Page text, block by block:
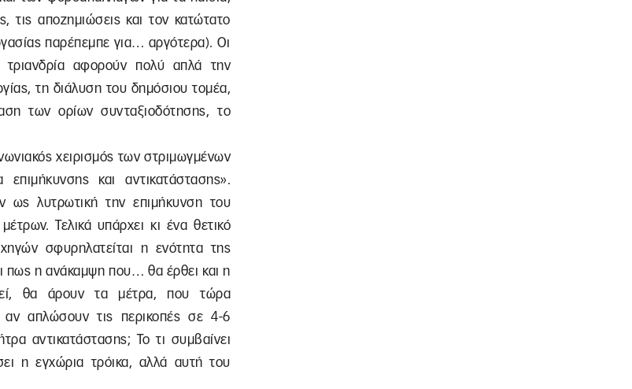
τις αποζημιώσεις και τον κατώτατο
παρέπεμπε για… αργότερα). Οι
τριανδρία αφορούν πολύ απλά την
τη διάλυση του δημόσιου τομέα,
των ορίων συνταξιοδότησης, το
χειρισμός των στριμωγμένων
και αντικατάστασης».
ως λυτρωτική την επιμήκυνση του
Τελικά υπάρχει κι ένα θετικό
σφυρηλατείται η ενότητα της
πως η ανάκαμψη που… θα έρθει και η
θα άρουν τα μέτρα, που τώρα
απλώσουν τις περικοπές σε 4-6
αντικατάστασης; Το τι συμβαίνει
η εγχώρια τρόικα, αλλά αυτή του